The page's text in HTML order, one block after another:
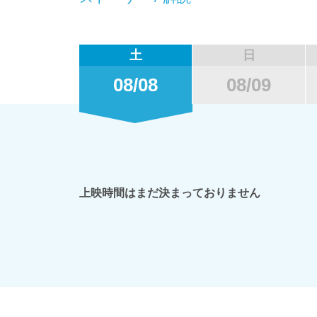
土
08/08
日
08/09
上映時間はまだ決まっておりません